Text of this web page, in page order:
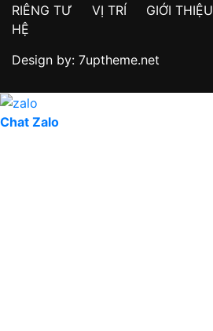
RIÊNG TƯ
VỊ TRÍ GIỚI THIỆU
HỆ
Design by: 7uptheme.net
Chat Zalo